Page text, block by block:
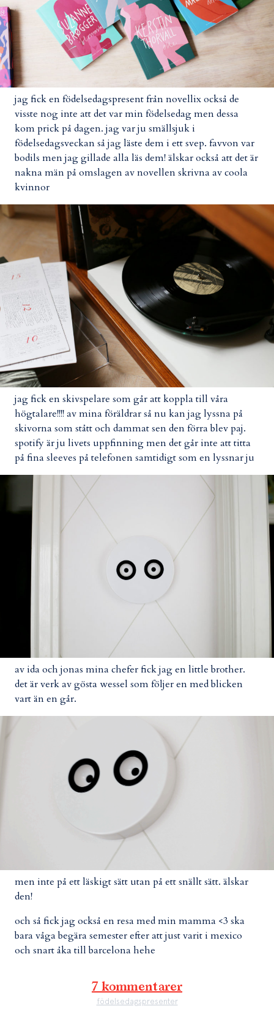
jag fick en födelsedagspresent från novellix också de
visste nog inte att det var min födelsedag men dessa
kom prick på dagen. jag var ju smällsjuk i
födelsedagsveckan så jag läste dem i ett svep. favvon var
bodils men jag gillade alla läs dem! älskar också att det är
nakna män på omslagen av novellen skrivna av coola
kvinnor
jag fick en skivspelare som går att koppla till våra
högtalare!!!! av mina föräldrar så nu kan jag lyssna på
skivorna som stått och dammat sen den förra blev paj.
spotify är ju livets uppfinning men det går inte att titta
på fina sleeves på telefonen samtidigt som en lyssnar ju
av ida och jonas mina chefer fick jag en little brother.
det är verk av gösta wessel som följer en med blicken
vart än en går.
men inte på ett läskigt sätt utan på ett snällt sätt. älskar
den!
och så fick jag också en resa med min mamma <3 ska
bara våga begära semester efter att just varit i mexico
och snart åka till barcelona hehe
7 kommentarer
födelsedagspresenter